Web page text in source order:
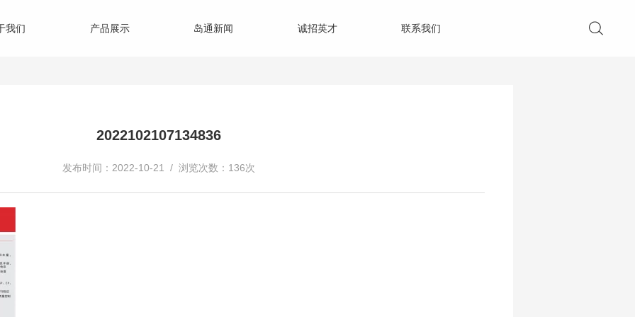
我们 产品展示 岛通新闻 诚招英才 联系我们
2022102107134836
发布时间：2022-10-21 / 浏览次数：136次